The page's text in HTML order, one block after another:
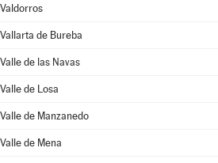
Valdorros
Vallarta de Bureba
Valle de las Navas
Valle de Losa
Valle de Manzanedo
Valle de Mena